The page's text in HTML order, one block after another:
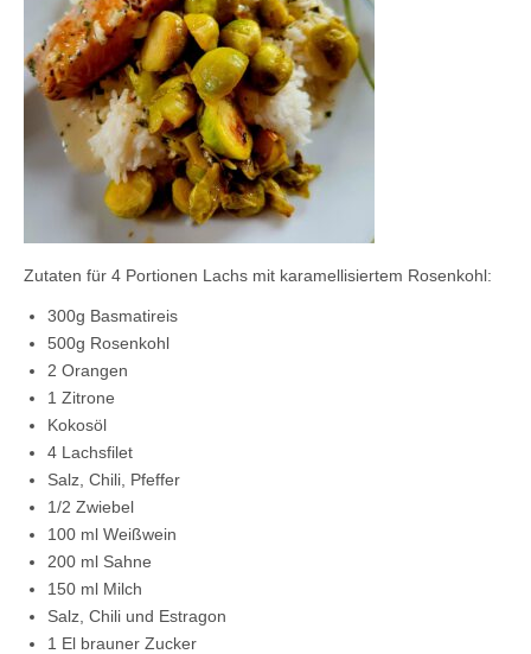
Zutaten für 4 Portionen Lachs mit karamellisiertem Rosenkohl:
300g Basmatireis
500g Rosenkohl
2 Orangen
1 Zitrone
Kokosöl
4 Lachsfilet
Salz, Chili, Pfeffer
1/2 Zwiebel
100 ml Weißwein
200 ml Sahne
150 ml Milch
Salz, Chili und Estragon
1 El brauner Zucker